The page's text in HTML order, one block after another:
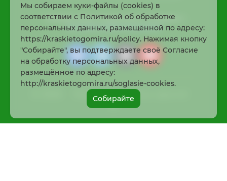
Мы собираем куки-файлы (cookies) в
соответствии с Политикой об обработке
персональных данных, размещённой по адресу:
https://kraskietogomira.ru/policy. Нажимая кнопку
"Собирайте", вы подтверждаете своё Согласие
на обработку персональных данных,
размещённое по адресу:
http://kraskietogomira.ru/soglasie-cookies.
Собирайте
* Нажимая кнопку «Подписаться», соглашаюсь с
политикой конфиденциальности
Раскрасить жизнь просто!